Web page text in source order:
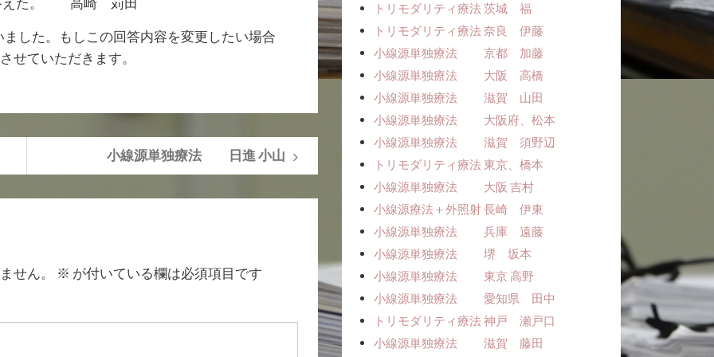
した。もしこの回答内容を変更したい場合
せていただきます。
小線源単独療法 日進 小山
せん。 ※ が付いている欄は必須項目です
トリモダリティ療法 茨城 福
トリモダリティ療法 奈良 伊藤
小線源単独療法 京都 加藤
小線源単独療法 大阪 高橋
小線源単独療法 滋賀 山田
小線源単独療法 大阪府、松本
小線源単独療法 滋賀 須野辺
トリモダリティ療法 東京、橋本
小線源単独療法 大阪 吉村
小線源療法＋外照射 長崎 伊東
小線源単独療法 兵庫 遠藤
小線源単独療法 堺 坂本
小線源単独療法 東京 高野
小線源単独療法 愛知県 田中
トリモダリティ療法 神戸 瀬戸口
小線源単独療法 滋賀 藤田